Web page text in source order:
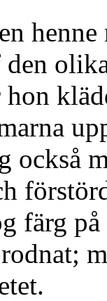
henne
hon
också
färg